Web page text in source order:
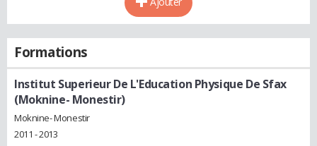
Formations
Institut Superieur De L'Education Physique De Sfax
(Moknine- Monestir)
Moknine- Monestir
2011 - 2013